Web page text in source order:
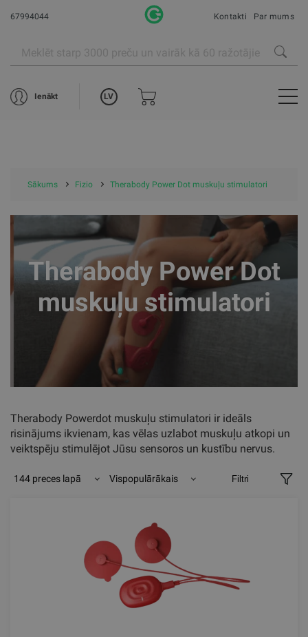
67994044 Kontakti Par mums
Ienākt LV
Sākums Fizio Therabody Power Dot muskuļu stimulatori
Therabody Power Dot
muskuļu stimulatori
Therabody Powerdot muskuļu stimulatori ir ideāls
risinājums ikvienam, kas vēlas uzlabot muskuļu atkopi un
veiktspēju stimulējot Jūsu sensoros un kustību nervus.
144 preces lapā Vispopulārākais Filtri